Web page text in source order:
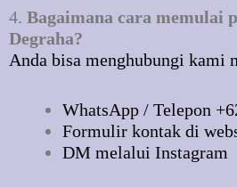
4. Bagaimana cara memulai
Degraha?
Anda bisa menghubungi kami
WhatsApp / Telepon
Formulir kontak di
DM melalui Instagram